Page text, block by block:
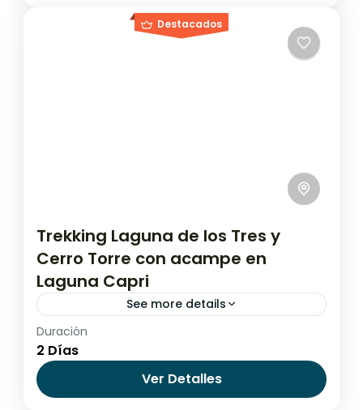
Destacados
Trekking Laguna de los Tres y
Cerro Torre con acampe en
Laguna Capri
See more details
Argentina
Media
Duración
2 Días
Ver Detalles